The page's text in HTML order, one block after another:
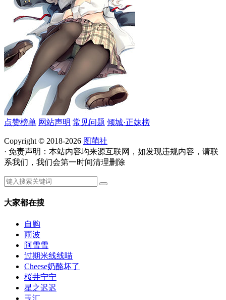
点赞榜单 网站声明 常见问题 倾城·正妹榜
Copyright © 2018-2026 图萌社
· 免责声明：本站内容均来源互联网，如发现违规内容，请联
系我们，我们会第一时间清理删除
大家都在搜
自购
雨波
阿雪雪
过期米线线喵
Cheese奶酪坏了
桜井宁宁
星之迟迟
玉汇